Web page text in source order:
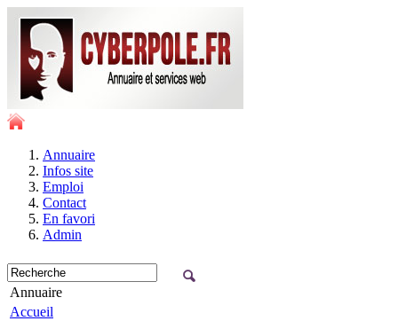
Annuaire
Infos site
Emploi
Contact
En favori
Admin
Annuaire
Accueil